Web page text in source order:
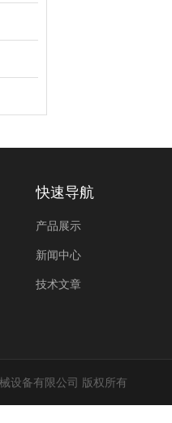
快速导航
产品展示
新闻中心
技术文章
设备有限公司 版权所有